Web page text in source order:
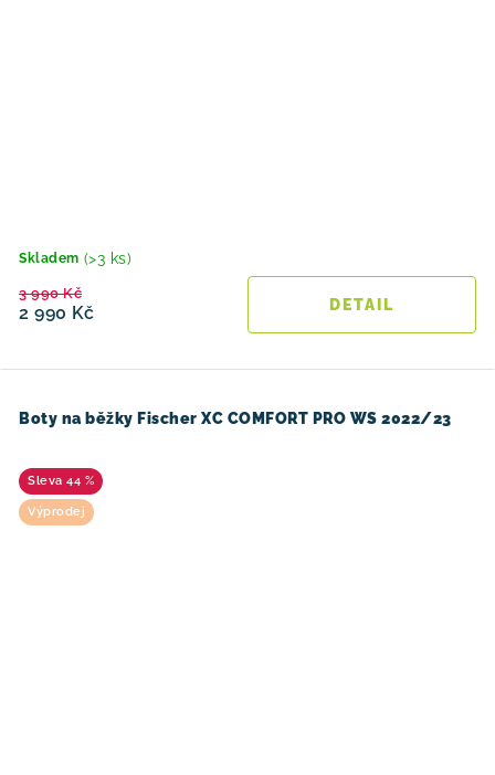
Skladem (>3 ks)
2 990 Kč
3 990 Kč
Boty na běžky Fischer XC COMFORT PRO WS 2022/23
44 %
Výprodej